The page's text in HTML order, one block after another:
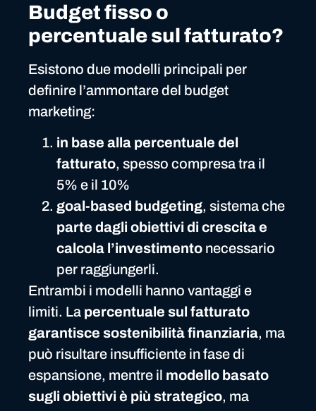
Budget fisso o
percentuale sul fatturato?
Esistono due modelli principali per
definire l’ammontare del budget
marketing:
in base alla percentuale del
fatturato, spesso compresa tra il
5% e il 10%
goal-based budgeting, sistema che
parte dagli obiettivi di crescita e
calcola l’investimento necessario
per raggiungerli.
Entrambi i modelli hanno vantaggi e
limiti. La percentuale sul fatturato
garantisce sostenibilità finanziaria, ma
può risultare insufficiente in fase di
espansione, mentre il modello basato
sugli obiettivi è più strategico, ma